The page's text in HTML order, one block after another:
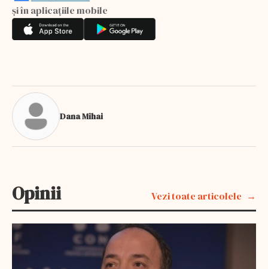
și în aplicațiile mobile
Dana Mihai
Opinii Vezi toate articolele